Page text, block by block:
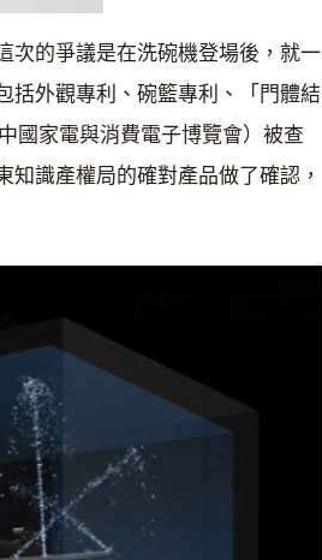
次的爭議是在洗碗機登場後，就一
括外觀專利、碗籃專利、「門體結
國家電與消費電子博覽會）被查
識產權局的確對產品做了確認，